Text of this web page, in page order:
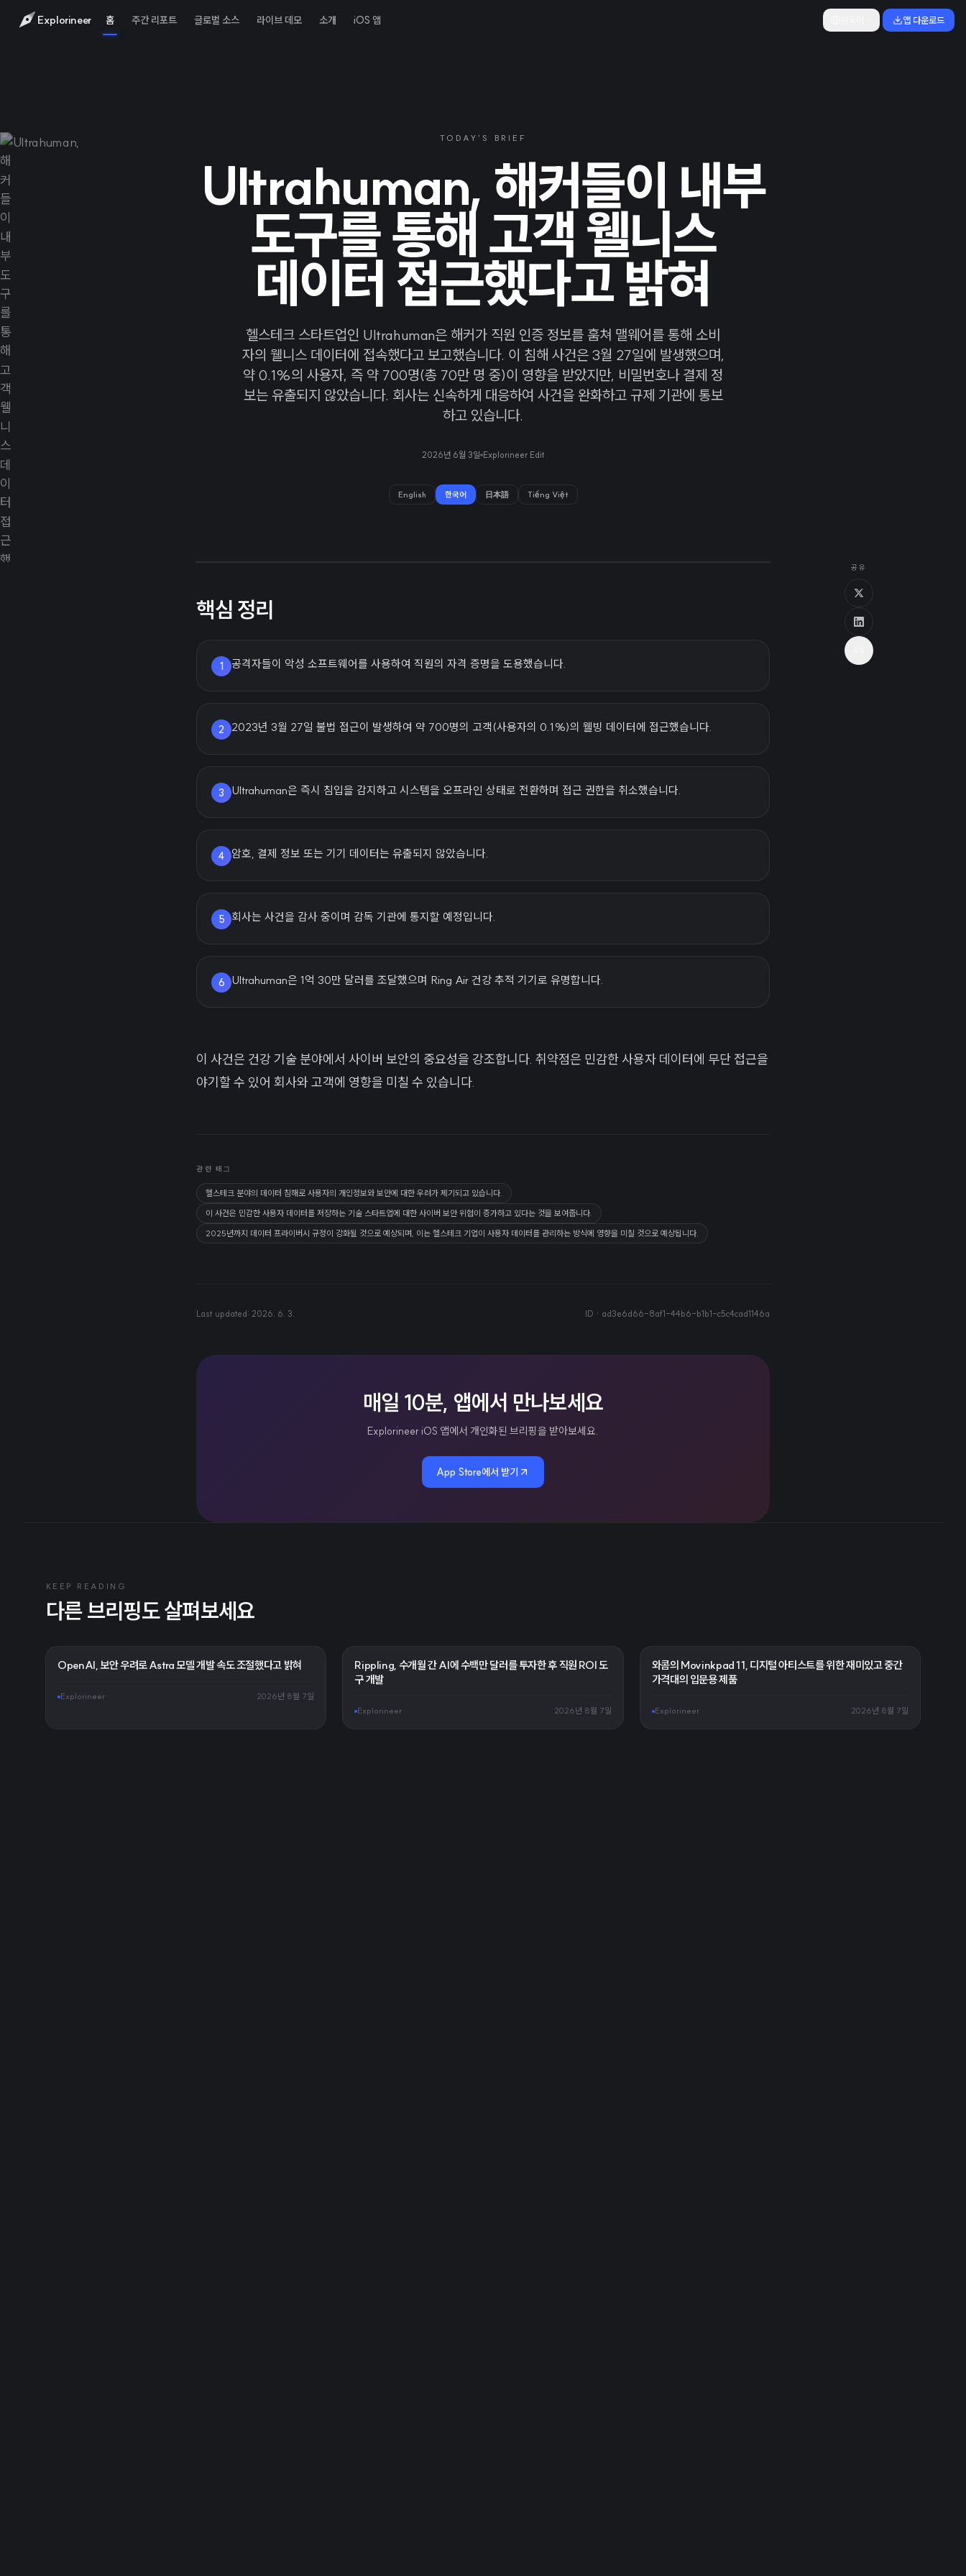
Explorineer 홈 주간 리포트 글로벌 소스 라이브 데모 소개 iOS 앱 앱 다운로드
TODAY'S BRIEF
Ultrahuman, 해커들이 내부
도구를 통해 고객 웰니스
데이터 접근했다고 밝혀
헬스테크 스타트업인 Ultrahuman은 해커가 직원 인증 정보를 훔쳐 맬웨어를 통해 소비
자의 웰니스 데이터에 접속했다고 보고했습니다. 이 침해 사건은 3월 27일에 발생했으며,
약 0.1%의 사용자, 즉 약 700명(총 70만 명 중)이 영향을 받았지만, 비밀번호나 결제 정
보는 유출되지 않았습니다. 회사는 신속하게 대응하여 사건을 완화하고 규제 기관에 통보
하고 있습니다.
2026년 6월 3일 Explorineer Edit
English 한국어 日本語 Tiếng Việt
핵심 정리
1 공격자들이 악성 소프트웨어를 사용하여 직원의 자격 증명을 도용했습니다.
2 2023년 3월 27일 불법 접근이 발생하여 약 700명의 고객(사용자의 0.1%)의 웰빙 데이터에 접근했습니다.
3 Ultrahuman은 즉시 침입을 감지하고 시스템을 오프라인 상태로 전환하며 접근 권한을 취소했습니다.
4 암호, 결제 정보 또는 기기 데이터는 유출되지 않았습니다.
5 회사는 사건을 감사 중이며 감독 기관에 통지할 예정입니다.
6 Ultrahuman은 1억 30만 달러를 조달했으며 Ring Air 건강 추적 기기로 유명합니다.
이 사건은 건강 기술 분야에서 사이버 보안의 중요성을 강조합니다. 취약점은 민감한 사용자 데이터에 무단 접근을
야기할 수 있어 회사와 고객에 영향을 미칠 수 있습니다.
관련 태그
헬스테크 분야의 데이터 침해로 사용자의 개인정보와 보안에 대한 우려가 제기되고 있습니다.
이 사건은 민감한 사용자 데이터를 저장하는 기술 스타트업에 대한 사이버 보안 위협이 증가하고 있다는 것을 보여줍니다.
2025년까지 데이터 프라이버시 규정이 강화될 것으로 예상되며, 이는 헬스테크 기업이 사용자 데이터를 관리하는 방식에 영향을 미칠 것으로 예상됩니다.
Last updated: 2026. 6. 3. ID · ad3e6d66-8af1-44b6-b1b1-c5c4cad1146a
매일 10분, 앱에서 만나보세요
Explorineer iOS 앱에서 개인화된 브리핑을 받아보세요.
App Store에서 받기
공유
KEEP READING
다른 브리핑도 살펴보세요
OpenAI, 보안 우려로 Astra 모델 개발 속도 조절했다고 밝혀
Explorineer 2026년 8월 7일
Rippling, 수개월 간 AI에 수백만 달러를 투자한 후 직원 ROI 도
구 개발
Explorineer 2026년 8월 7일
와콤의 Movinkpad 11, 디지털 아티스트를 위한 재미있고 중간
가격대의 입문용 제품
Explorineer 2026년 8월 7일